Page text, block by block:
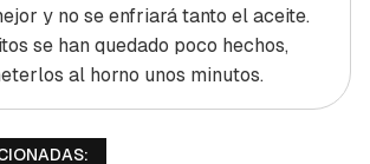
y no se enfriará tanto el aceite.
se han quedado poco hechos,
al horno unos minutos.